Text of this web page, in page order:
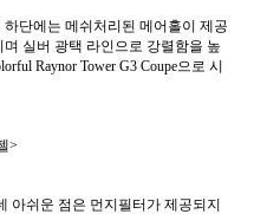
단에는 메쉬처리된 메어홀이 제공
며 실버 광택 라인으로 강렬함을 높
Raynor Tower G3 Coupe으로 시
>
아쉬운 점은 먼지필터가 제공되지